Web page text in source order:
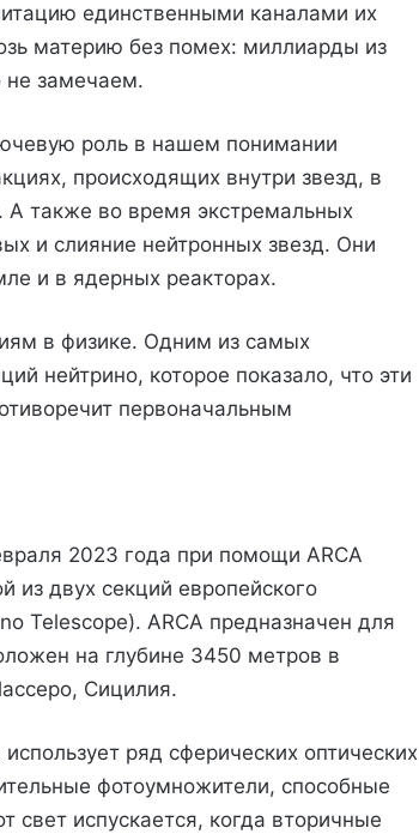
единственными каналами их
материю без помех: миллиарды из
не замечаем.
роль в нашем понимании
происходящих внутри звезд, в
А также во время экстремальных
и слияние нейтронных звезд. Они
и в ядерных реакторах.
в физике. Одним из самых
нейтрино, которое показало, что эти
первоначальным
2023 года при помощи ARCA
из двух секций европейского
Telescope). ARCA предназначен для
на глубине 3450 метров в
Сицилия.
ряд сферических оптических
фотоумножители, способные
свет испускается, когда вторичные